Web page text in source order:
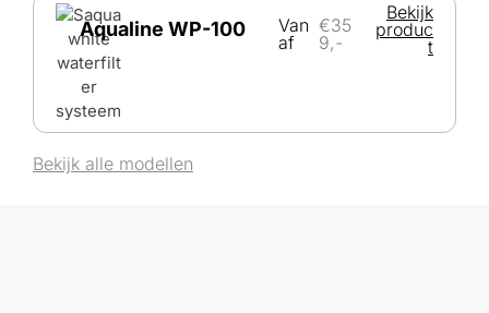
Aqualine WP-100
Van
af
€35
9,-
Bekijk
produc
t
Bekijk alle modellen